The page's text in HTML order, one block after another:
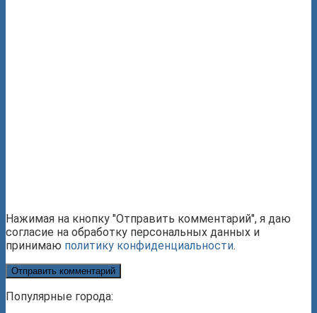
Нажимая на кнопку "Отправить комментарий", я даю
согласие на обработку персональных данных и
принимаю политику конфиденциальности.
Популярные города: